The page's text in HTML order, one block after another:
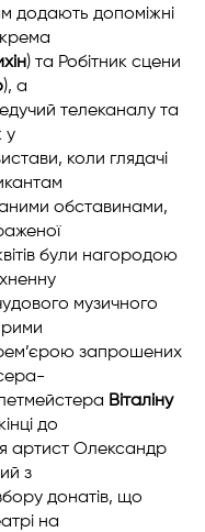
додають допоміжні
) та Робітник сцени
), а
телеканалу та
у
коли глядачі
обставинами,
були нагородою
музичного
запрошених
Віталіну
до
артист Олександр
з
донатів, що
на